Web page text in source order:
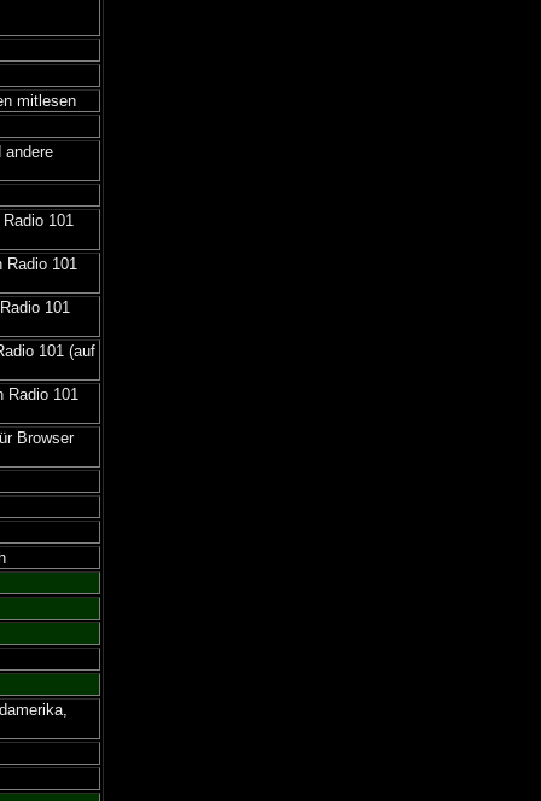
mitlesen
andere
101
Radio 101
101
101 (auf
Radio 101
Browser